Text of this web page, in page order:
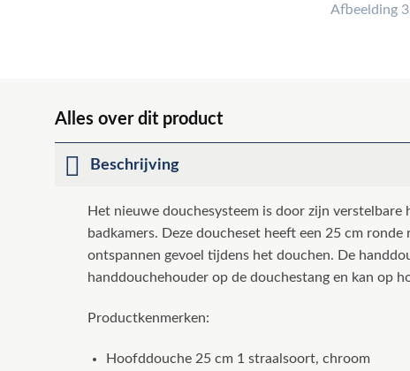
Alles over dit product
Beschrijving
Het nieuwe douchesysteem is door zijn
badkamers. Deze doucheset heeft een 25 cm
ontspannen gevoel tijdens het douchen. De
handdouchehouder op de douchestang en kan op
Productkenmerken:
Hoofddouche 25 cm 1 straalsoort, chroom